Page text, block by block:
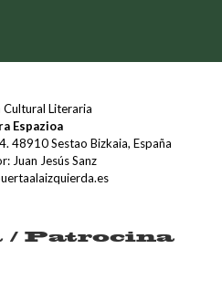
Cultural Literaria
Espazioa
48910 Sestao Bizkaia, España
Juan Jesús Sanz
/ Patrocina